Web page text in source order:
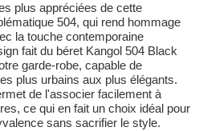
plus appréciées de cette
504, qui rend hommage
la touche contemporaine
fait du béret Kangol 504 Black
garde-robe, capable de
plus urbains aux plus élégants.
de l'associer facilement à
ce qui en fait un choix idéal pour
sans sacrifier le style.